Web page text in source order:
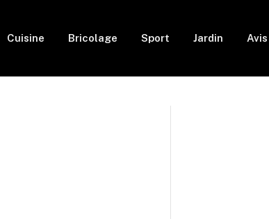
Cuisine Bricolage Sport Jardin Avis